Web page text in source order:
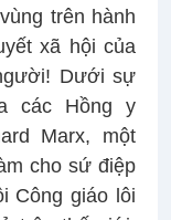
trên hành
xã hội của
Dưới sự
các Hồng y
Marx, một
cho sứ điệp
Công giáo lôi